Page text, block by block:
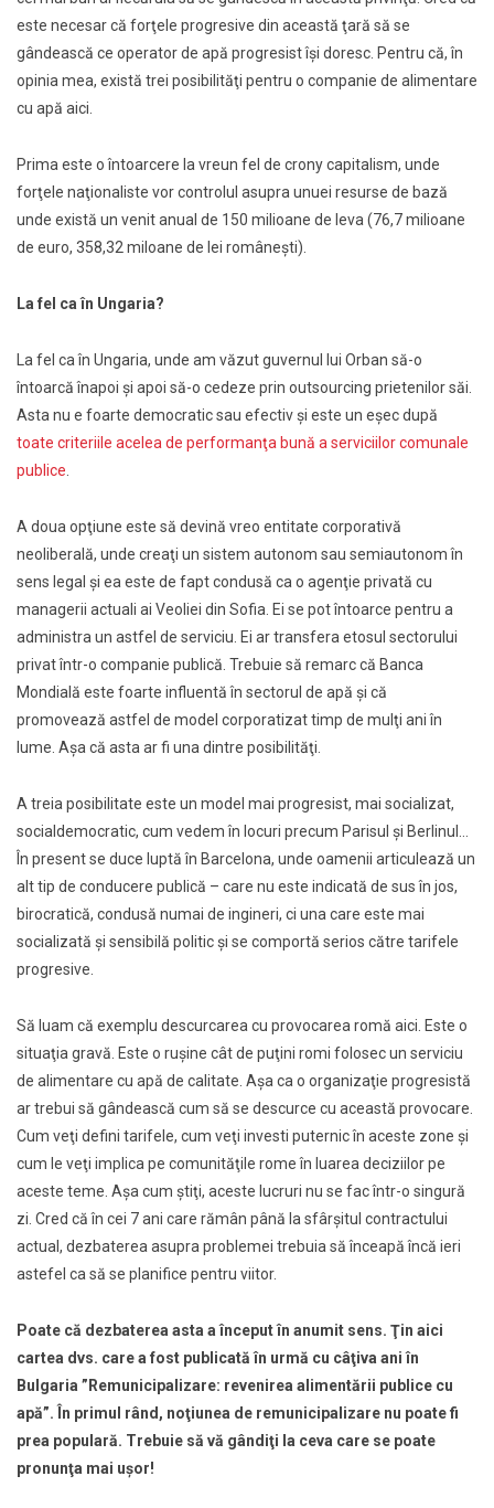
este necesar că forţele progresive din această ţară să se
gândească ce operator de apă progresist îşi doresc. Pentru că, în
opinia mea, există trei posibilităţi pentru o companie de alimentare
cu apă aici.
Prima este o întoarcere la vreun fel de crony capitalism, unde
forţele naţionaliste vor controlul asupra unuei resurse de bază
unde există un venit anual de 150 milioane de leva (76,7 milioane
de euro, 358,32 miloane de lei româneşti).
La fel ca în Ungaria?
La fel ca în Ungaria, unde am văzut guvernul lui Orban să-o
întoarcă înapoi şi apoi să-o cedeze prin outsourcing prietenilor săi.
Asta nu e foarte democratic sau efectiv şi este un eşec după
toate criteriile acelea de performanţa bună a serviciilor comunale
publice
A doua opţiune este să devină vreo entitate corporativă
neoliberală, unde creaţi un sistem autonom sau semiautonom în
sens legal şi ea este de fapt condusă ca o agenţie privată cu
managerii actuali ai Veoliei din Sofia. Ei se pot întoarce pentru a
administra un astfel de serviciu. Ei ar transfera etosul sectorului
privat într-o companie publică. Trebuie să remarc că Banca
Mondială este foarte influentă în sectorul de apă şi că
promovează astfel de model corporatizat timp de mulţi ani în
lume. Aşa că asta ar fi una dintre posibilităţi.
A treia posibilitate este un model mai progresist, mai socializat,
socialdemocratic, cum vedem în locuri precum Parisul şi Berlinul…
În present se duce luptă în Barcelona, unde oamenii articulează un
alt tip de conducere publică – care nu este indicată de sus în jos,
birocratică, condusă numai de ingineri, ci una care este mai
socializată şi sensibilă politic şi se comportă serios către tarifele
progresive.
Să luam că exemplu descurcarea cu provocarea romă aici. Este o
situaţia gravă. Este o ruşine cât de puţini romi folosec un serviciu
de alimentare cu apă de calitate. Aşa ca o organizaţie progresistă
ar trebui să gândească cum să se descurce cu această provocare.
Cum veţi defini tarifele, cum veţi investi puternic în aceste zone şi
cum le veţi implica pe comunităţile rome în luarea deciziilor pe
aceste teme. Aşa cum ştiţi, aceste lucruri nu se fac într-o singură
zi. Cred că în cei 7 ani care rămân până la sfârşitul contractului
actual, dezbaterea asupra problemei trebuia să înceapă încă ieri
astefel ca să se planifice pentru viitor.
Poate că dezbaterea asta a început în anumit sens. Ţin aici
cartea dvs. care a fost publicată în urmă cu câţiva ani în
Bulgaria ”Remunicipalizare: revenirea alimentării publice cu
apă”. În primul rând, noţiunea de remunicipalizare nu poate fi
prea populară. Trebuie să vă gândiţi la ceva care se poate
pronunţa mai uşor!